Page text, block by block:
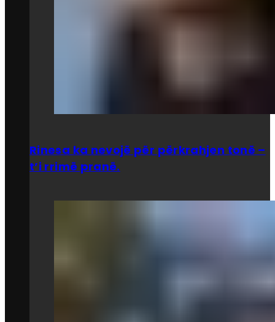
Rinesa ka nevojë për përkrahjen tonë –
t’i rrimë pranë.